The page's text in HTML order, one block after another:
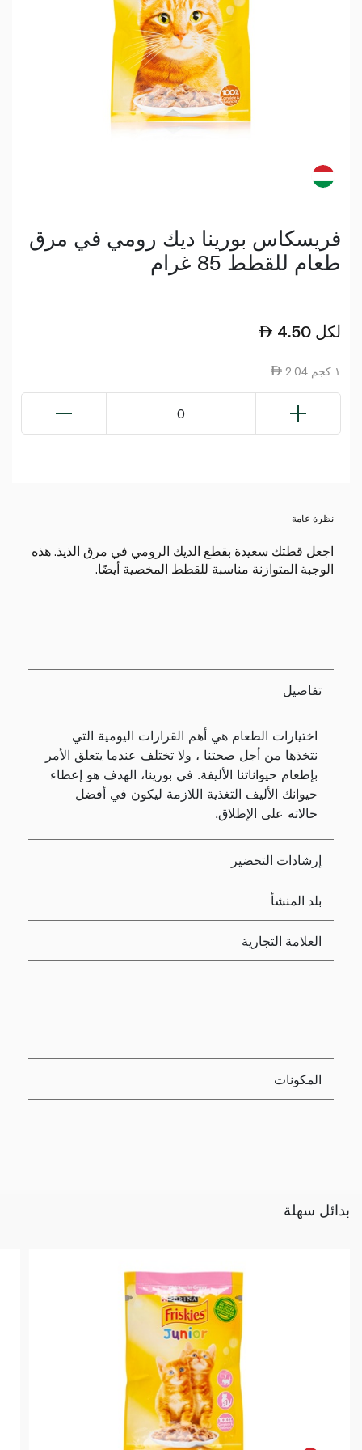
فريسكاس بورينا ديك رومي في مرق
طعام للقطط 85 غرام
4.50 لكل
2.04 ١ كجم
0
نظرة عامة
اجعل قطتك سعيدة بقطع الديك الرومي في مرق الذيذ. هذه
الوجبة المتوازنة مناسبة للقطط المخصية أيضًا.
تفاصيل
اختيارات الطعام هي أهم القرارات اليومية التي
نتخذها من أجل صحتنا ، ولا تختلف عندما يتعلق الأمر
بإطعام حيواناتنا الأليفة. في بورينا، الهدف هو إعطاء
حيوانك الأليف التغذية اللازمة ليكون في أفضل
حالاته على الإطلاق.
إرشادات التحضير
بلد المنشأ
العلامة التجارية
المكونات
بدائل سهلة